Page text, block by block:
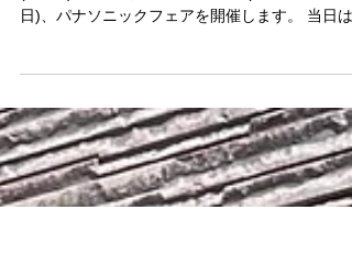
開催します♪
こんにちは～『フラグシップいちはし』です
(*^▽^*) 当店では明日から２日間(９月23日、24
日)、パナソニックフェアを開催します。 当日は
お買い得商品多数ご用意しています。 フェア期
中は、採れたて新鮮野菜も販売しているのでお近